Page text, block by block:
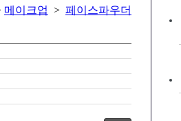
분장몰속눈썹
분장세트
메이크업 > 페이스파우더